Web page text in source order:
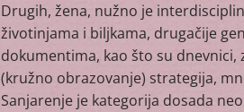
Drugih, žena, nužno je
životinjama i biljkama, drugačije
dokumentima, kao što su dnevnici,
(kružno obrazovanje) strategija,
Sanjarenje je kategorija dosada